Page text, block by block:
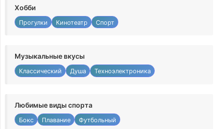
Хобби
Прогулки Кинотеатр Спорт
Музыкальные вкусы
Классический Душа Техноэлектроника
Любимые виды спорта
Бокс Плавание Футбольный